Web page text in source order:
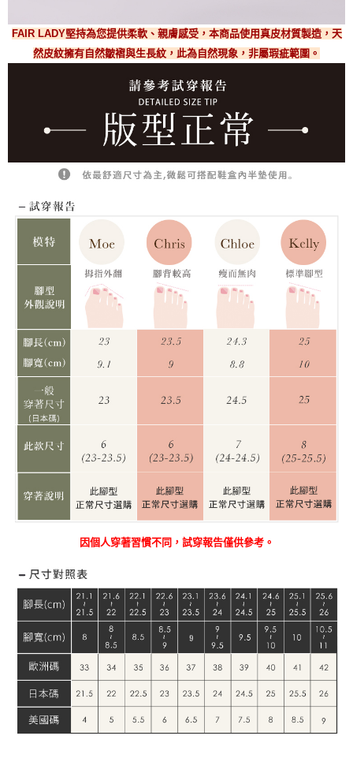
FAIR LADY堅持為您提供柔軟、親膚感受，本商品使用真皮材質製造，天
然皮紋擁有自然皺褶與生長紋，此為自然現象，非屬瑕疵範圍。
因個人穿著習慣不同，試穿報告僅供參考。